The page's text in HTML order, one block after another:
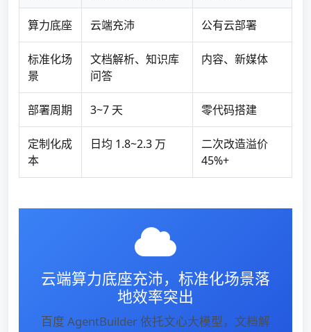
算力底座 云端充沛 公有云部署
标准化场
景
文档解析、知识库
问答
内容、新媒体
部署周期 3~7 天 零代码搭建
定制化成
本
日均 1.8~2.3 万
二次改造溢价
45%+
云端算力底座充沛，标准化场景落
地效率突出
百度 AgentBuilder 依托文心大模型，文档解